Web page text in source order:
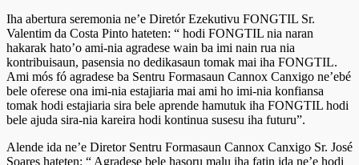
Iha abertura seremonia ne’e Diretór Ezekutivu FONGTIL Sr.
Valentim da Costa Pinto hateten: “ hodi FONGTIL nia naran
hakarak hato’o ami-nia agradese wain ba imi nain rua nia
kontribuisaun, pasensia no dedikasaun tomak mai iha FONGTIL.
Ami mós fó agradese ba Sentru Formasaun Cannox Canxigo ne’ebé
bele oferese ona imi-nia estajiaria mai ami ho imi-nia konfiansa
tomak hodi estajiaria sira bele aprende hamutuk iha FONGTIL hodi
bele ajuda sira-nia kareira hodi kontinua susesu iha futuru”.
Alende ida ne’e Diretor Sentru Formasaun Cannox Canxigo Sr. José
Soares hateten: “ Agradese bele hasoru malu iha fatin ida ne’e hodi